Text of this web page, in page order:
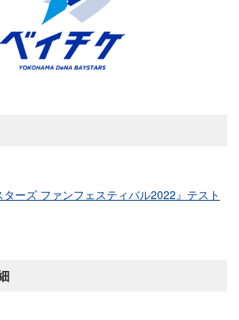
ターズ ファンフェスティバル2022』テスト